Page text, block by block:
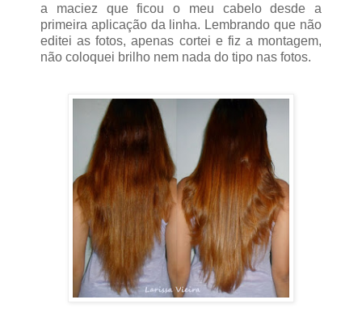
a maciez que ficou o meu cabelo desde a
primeira aplicação da linha. Lembrando que não
editei as fotos, apenas cortei e fiz a montagem,
não coloquei brilho nem nada do tipo nas fotos.